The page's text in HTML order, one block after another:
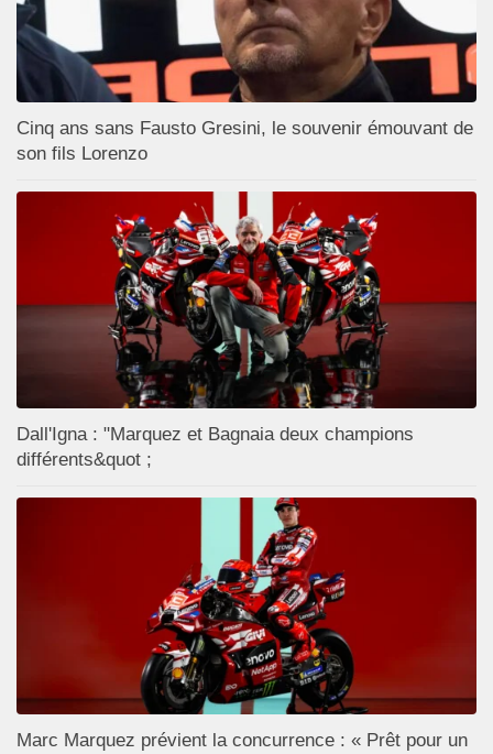
Cinq ans sans Fausto Gresini, le souvenir émouvant de
son fils Lorenzo
Dall'Igna : "Marquez et Bagnaia deux champions
différents&quot ;
Marc Marquez prévient la concurrence : « Prêt pour un